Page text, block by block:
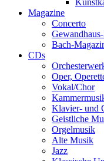
Magazine
Concerto
Bach-
CDs
Oper,
Vokal/Chor
Klavier- und
Geistliche
Orgelmusik
Alte Musik
Jazz